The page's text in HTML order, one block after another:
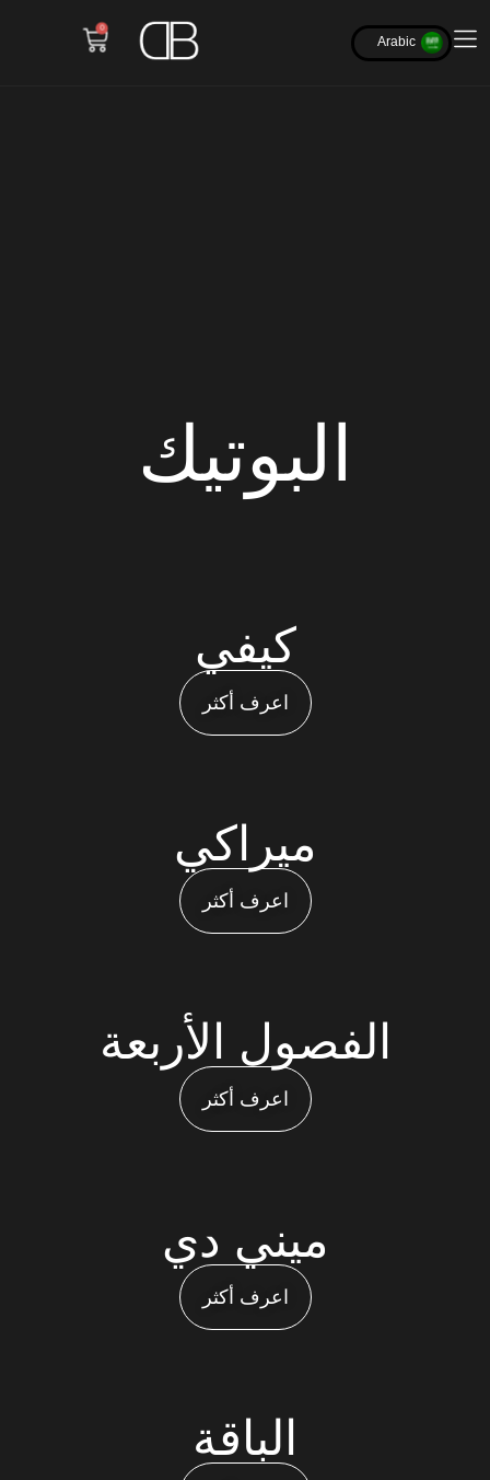
Arabic
0
البوتيك
كيفي
اعرف أكثر
ميراكي
اعرف أكثر
الفصول الأربعة
اعرف أكثر
ميني دي
اعرف أكثر
الباقة